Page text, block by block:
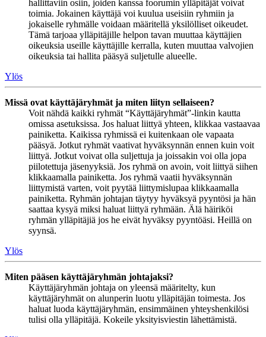
hallittaviin osiin, joiden kanssa foorumin ylläpitäjät voivat
toimia. Jokainen käyttäjä voi kuulua useisiin ryhmiin ja
jokaiselle ryhmälle voidaan määritellä yksilölliset oikeudet.
Tämä tarjoaa ylläpitäjille helpon tavan muuttaa käyttäjien
oikeuksia useille käyttäjille kerralla, kuten muuttaa valvojien
oikeuksia tai hallita pääsyä suljetulle alueelle.
Ylös
Missä ovat käyttäjäryhmät ja miten liityn sellaiseen?
Voit nähdä kaikki ryhmät “Käyttäjäryhmät”-linkin kautta
omissa asetuksissa. Jos haluat liittyä yhteen, klikkaa vastaavaa
painiketta. Kaikissa ryhmissä ei kuitenkaan ole vapaata
pääsyä. Jotkut ryhmät vaativat hyväksynnän ennen kuin voit
liittyä. Jotkut voivat olla suljettuja ja joissakin voi olla jopa
piilotettuja jäsenyyksiä. Jos ryhmä on avoin, voit liittyä siihen
klikkaamalla painiketta. Jos ryhmä vaatii hyväksynnän
liittymistä varten, voit pyytää liittymislupaa klikkaamalla
painiketta. Ryhmän johtajan täytyy hyväksyä pyyntösi ja hän
saattaa kysyä miksi haluat liittyä ryhmään. Älä häiriköi
ryhmän ylläpitäjiä jos he eivät hyväksy pyyntöäsi. Heillä on
syynsä.
Ylös
Miten pääsen käyttäjäryhmän johtajaksi?
Käyttäjäryhmän johtaja on yleensä määritelty, kun
käyttäjäryhmät on alunperin luotu ylläpitäjän toimesta. Jos
haluat luoda käyttäjäryhmän, ensimmäinen yhteyshenkilösi
tulisi olla ylläpitäjä. Kokeile yksityisviestin lähettämistä.